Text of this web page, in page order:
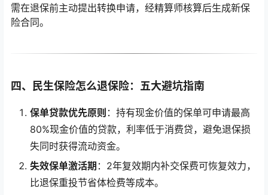
需在退保前主动提出转换申请，经精算师核算后生成新保
险合同。
四、民生保险怎么退保险：五大避坑指南
保单贷款优先原则 ：持有现金价值的保单可申请最高
80%现金价值的贷款，利率低于消费贷，避免退保损
失同时获得流动资金。
失效保单激活期 ：2年复效期内补交保费可恢复效力，
比退保重投节省体检费等成本。